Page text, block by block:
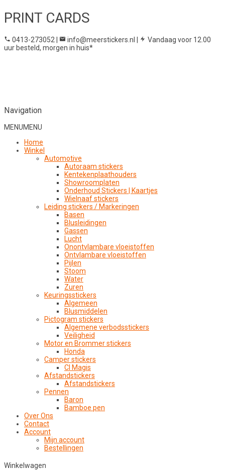
PRINT CARDS
0413-273052 | info@meerstickers.nl |
Vandaag voor 12.00
uur besteld, morgen in huis*
Navigation
MENUMENU
Home
Winkel
Automotive
Autoraam stickers
Kentekenplaathouders
Showroomplaten
Onderhoud Stickers | Kaartjes
Wielnaaf stickers
Leiding stickers / Markeringen
Basen
Blusleidingen
Gassen
Lucht
Onontvlambare vloeistoffen
Ontvlambare vloeistoffen
Pijlen
Stoom
Water
Zuren
Keuringsstickers
Algemeen
Blusmiddelen
Pictogram stickers
Algemene verbodsstickers
Veiligheid
Motor en Brommer stickers
Honda
Camper stickers
CI Magis
Afstandstickers
Afstandstickers
Pennen
Baron
Bamboe pen
Over Ons
Contact
Account
Mijn account
Bestellingen
Winkelwagen